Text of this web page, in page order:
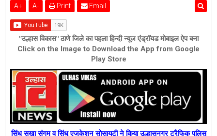
A+ A- Print Email
"उल्हास विकास" ठाणे जिले का पहला हिन्दी न्यूज एंड्रॉयड मोबाइल ऐप बना
Click on the Image to Download the App from Google
Play Store
सिंधु सखा संगम व सिंधु एजुकेशन सोसायटी ने किया उल्हासनगर ट्रैफिक पुलिस